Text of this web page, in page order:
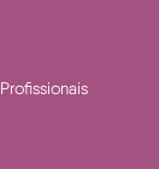
Profissionais